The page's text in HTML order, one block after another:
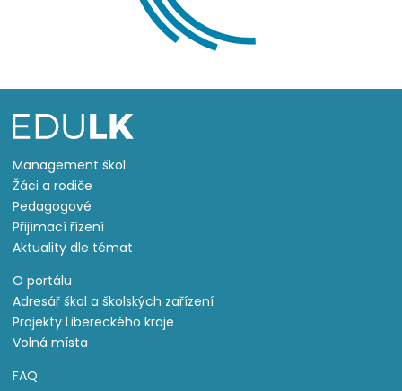
Management škol
Žáci a rodiče
Pedagogové
Přijímací řízení
Aktuality dle témat
O portálu
Adresář škol a školských zařízení
Projekty Libereckého kraje
Volná místa
FAQ